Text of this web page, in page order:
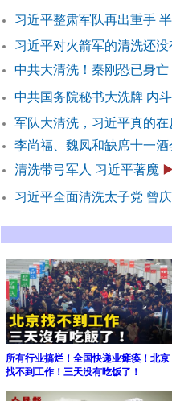
习近平整肃军队再出重手
习近平对火箭军的清洗还没
中共大清洗！秦刚恐已身亡
中共国务院秘书大洗牌 内
军队大清洗，习近平真的在
李尚福、魏凤和缺席十一
清洗带弓军人 习近平著魔 ▶️
习近平全面清洗太子党 曾
所有行业搞烂！全国快递业瘫痪！北京
找不到工作！三天没有吃饭了！